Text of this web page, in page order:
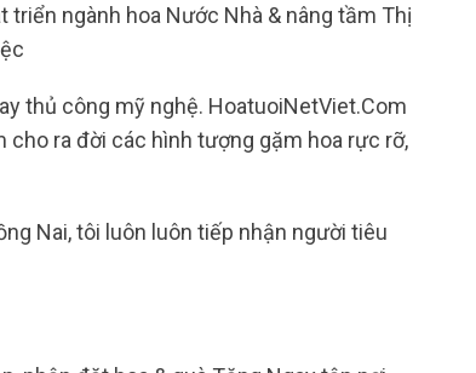
triển ngành hoa Nước Nhà & nâng tầm Thị
thủ công mỹ nghệ. HoatuoiNetViet.Com
ra đời các hình tượng gặm hoa rực rỡ,
Nai, tôi luôn luôn tiếp nhận người tiêu